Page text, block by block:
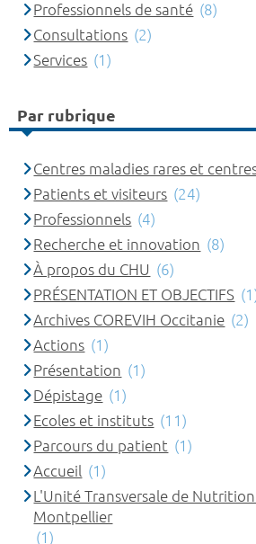
Professionnels de santé (8)
Consultations (2)
Services (1)
Par rubrique
Centres maladies rares et
Patients et visiteurs (24)
Professionnels (4)
Recherche et innovation (8)
À propos du CHU (6)
PRÉSENTATION ET OBJECTIFS
Archives COREVIH Occitanie (2)
Actions (1)
Présentation (1)
Dépistage (1)
Ecoles et instituts (11)
Parcours du patient (1)
Accueil (1)
L'Unité Transversale de
Montpellier
(1)